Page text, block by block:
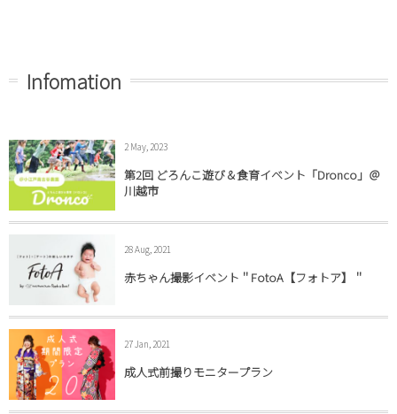
Infomation
2 May, 2023
第2回 どろんこ遊び＆食育イベント「Dronco」＠
川越市
28 Aug, 2021
赤ちゃん撮影イベント＂FotoA【フォトア】＂
27 Jan, 2021
成人式前撮りモニタープラン